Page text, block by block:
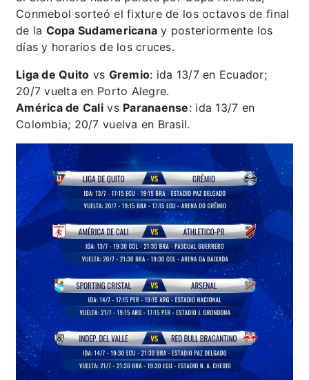
Conmebol sorteó el fixture de los octavos de final
de la Copa Sudamericana y posteriormente los
días y horarios de los cruces.
Liga de Quito vs Gremio: ida 13/7 en Ecuador;
20/7 vuelta en Porto Alegre.
América de Cali vs Paranaense: ida 13/7 en
Colombia; 20/7 vuelva en Brasil.